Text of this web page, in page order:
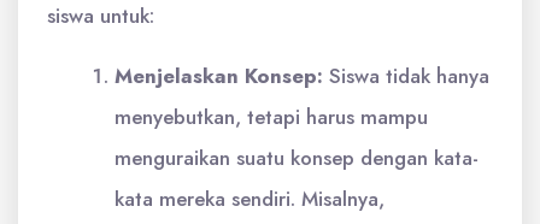
siswa untuk:
Menjelaskan Konsep: Siswa tidak hanya
menyebutkan, tetapi harus mampu
menguraikan suatu konsep dengan kata-
kata mereka sendiri. Misalnya,